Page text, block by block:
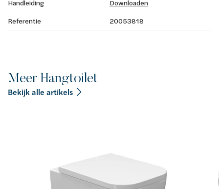
Handleiding
Downloaden
Referentie
20053818
Meer Hangtoilet
Bekijk alle artikels